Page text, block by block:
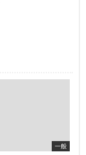
一般